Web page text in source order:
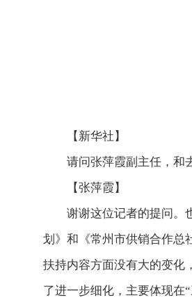
【新华社】
请问张萍霞副主任，和
【张萍霞】
谢谢这位记者的提问。
划》和《常州市供销合作总
扶持内容方面没有大的变化
了进一步细化，主要体现在“